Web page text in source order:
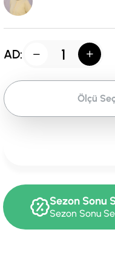
AD:
Ölçü
Sezon Sonu
Sezon Sonu